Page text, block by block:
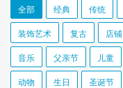
全部 经典 传统
装饰艺术 复古 店铺
音乐 父亲节 儿童
动物 生日 圣诞节